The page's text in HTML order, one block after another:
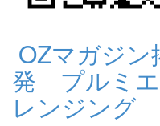
OZマガジン
発 プルミエ
レンジング